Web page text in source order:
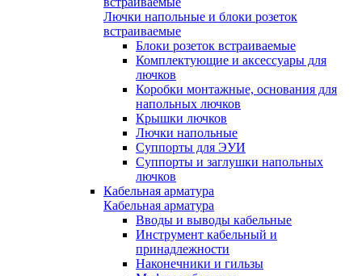
Лючки напольные и блоки розеток
встраиваемые
Блоки розеток встраиваемые
Комплектующие и аксессуары для
лючков
Коробки монтажные, основания для
напольных лючков
Крышки лючков
Лючки напольные
Суппорты для ЭУИ
Суппорты и заглушки напольных
лючков
Кабельная арматура
Кабельная арматура
Вводы и выводы кабельные
Инструмент кабельный и
принадлежности
Наконечники и гильзы